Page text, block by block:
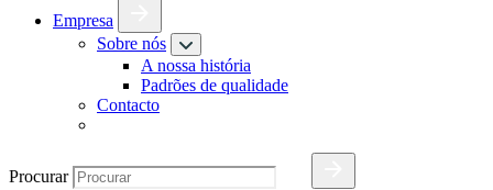
Empresa
Sobre nós
A nossa história
Padrões de qualidade
Contacto
Procurar